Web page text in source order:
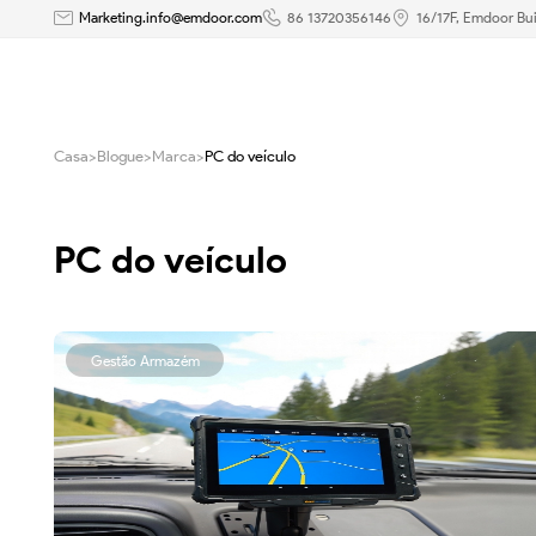
Melhorando
agrícola
ONERugged
V12R
Vehicle
PC
Marketing.info@emdoor.com 86 13720356146 16/17F, Emdoor
Casa>Blogue>Marca>PC do veículo
PC do veículo
Gestão Armazém